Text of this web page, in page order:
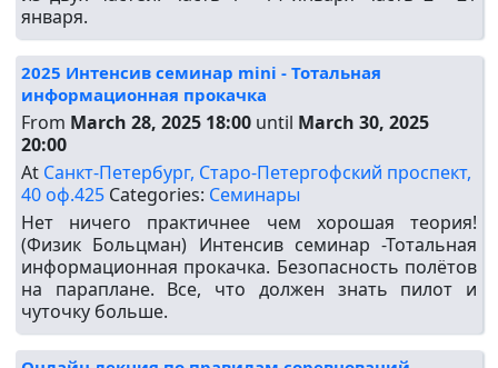
января.
2025 Интенсив семинар mini - Тотальная
информационная прокачка
From March 28, 2025 18:00 until March 30, 2025
20:00
At Санкт-Петербург, Старо-Петергофский проспект,
40 оф.425 Categories: Семинары
Нет ничего практичнее чем хорошая теория!
(Физик Больцман) Интенсив семинар -Тотальная
информационная прокачка. Безопасность полётов
на параплане. Все, что должен знать пилот и
чуточку больше.